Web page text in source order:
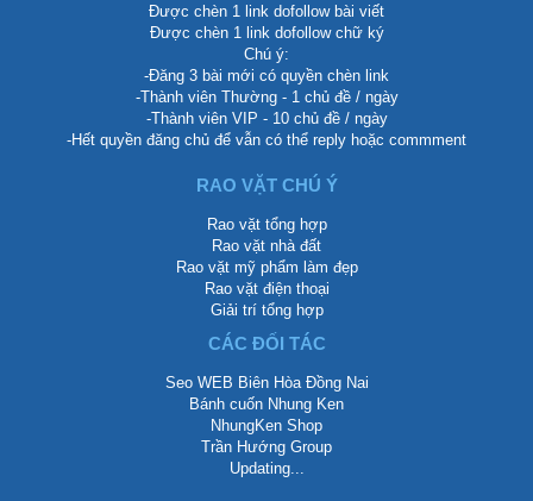
Được chèn 1 link dofollow bài viết
Được chèn 1 link dofollow chữ ký
Chú ý:
-Đăng 3 bài mới có quyền chèn link
-Thành viên Thường - 1 chủ đề / ngày
-Thành viên VIP - 10 chủ đề / ngày
-Hết quyền đăng chủ để vẫn có thể reply hoặc commment
RAO VẶT CHÚ Ý
Rao vặt tổng hợp
Rao vặt nhà đất
Rao vặt mỹ phẩm làm đẹp
Rao vặt điện thoại
Giải trí tổng hợp
CÁC ĐỐI TÁC
Seo WEB Biên Hòa Đồng Nai
Bánh cuốn Nhung Ken
NhungKen Shop
Trần Hướng Group
Updating...